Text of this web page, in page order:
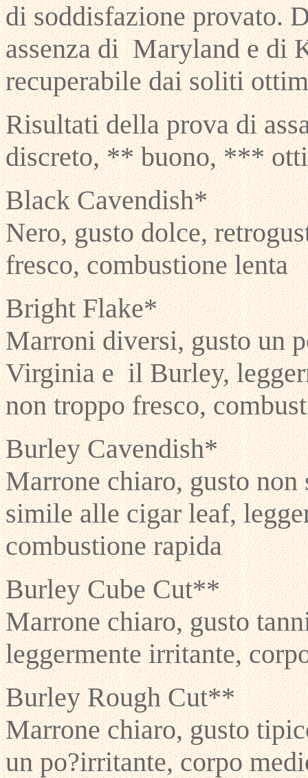
di soddisfazione provato.
assenza di Maryland e di
recuperabile dai soliti
Risultati della prova di
discreto, ** buono, ***
Black Cavendish*
Nero, gusto dolce,
fresco, combustione lenta
Bright Flake*
Marroni diversi, gusto un
Virginia e il Burley,
non troppo fresco,
Burley Cavendish*
Marrone chiaro, gusto
simile alle cigar leaf,
combustione rapida
Burley Cube Cut**
Marrone chiaro, gusto
leggermente irritante,
Burley Rough Cut**
Marrone chiaro, gusto
un po?irritante, corpo